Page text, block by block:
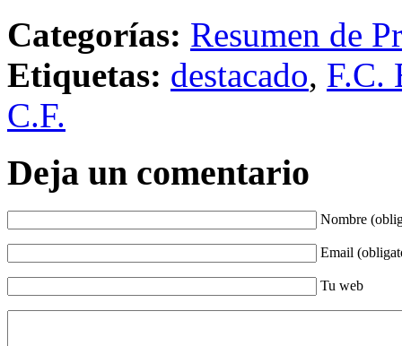
Categorías: Resumen de
Etiquetas: destacado, F.C.
C.F.
Deja un comentario
Nombre
Email
Tu web